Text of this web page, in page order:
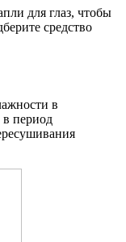
для глаз, чтобы
средство
в
в период